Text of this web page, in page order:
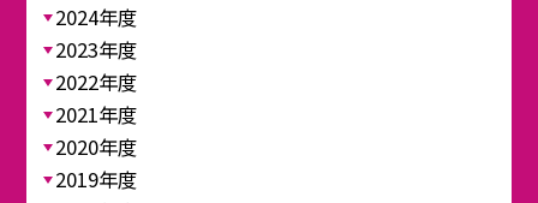
2024年度
2023年度
2022年度
2021年度
2020年度
2019年度